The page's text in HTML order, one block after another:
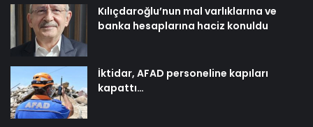
Kılıçdaroğlu’nun mal varlıklarına ve
banka hesaplarına haciz konuldu
İktidar, AFAD personeline kapıları
kapattı…